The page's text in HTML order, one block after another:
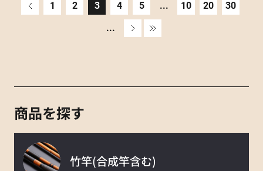
« 1 2 3 4 5 ... 10 20
30
...
» »
商品を探す
竹竿(合成竿含む)